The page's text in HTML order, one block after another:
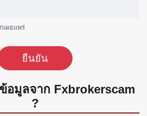
เผยแพร่
ยืนยัน
อมูลจาก Fxbrokerscam
?